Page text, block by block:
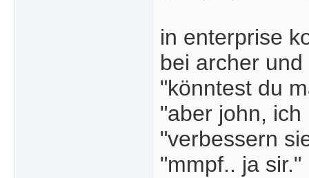
in enterprise
bei archer
"könntest du
"aber john,
"verbessern
"mmpf.. ja sir."